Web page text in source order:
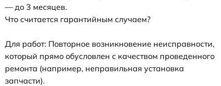
— до 3 месяцев.
Что считается гарантийным случаем?
Для работ: Повторное возникновение неисправности,
который прямо обусловлен с качеством проведенного
ремонта (например, неправильная установка
запчасти).